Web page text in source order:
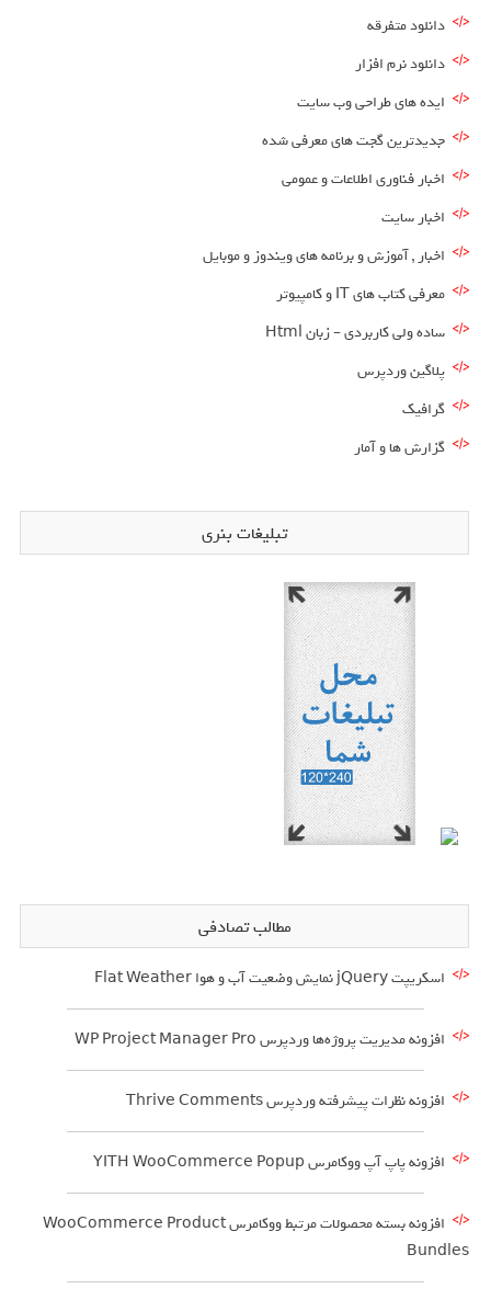
دانلود متفرقه
دانلود نرم افزار
ایده های طراحی وب سایت
جدیدترین گجت های معرفی شده
اخبار فناوری اطلاعات و عمومی
اخبار سایت
اخبار , آموزش و برنامه های ویندوز و موبایل
معرفی کتاب های IT و کامپیوتر
ساده ولی کاربردی – زبان Html
پلاگین وردپرس
گرافیک
گزارش ها و آمار
تبلیغات بنری
مطالب تصادفی
اسکریپت jQuery نمایش وضعیت آب و هوا Flat Weather
افزونه مدیریت پروژه‌ها وردپرس WP Project Manager Pro
افزونه نظرات پیشرفته وردپرس Thrive Comments
افزونه پاپ آپ ووکامرس YITH WooCommerce Popup
افزونه بسته محصولات مرتبط ووکامرس WooCommerce Product
Bundles